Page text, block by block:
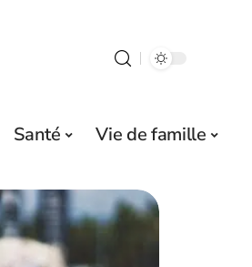
Santé Vie de famille